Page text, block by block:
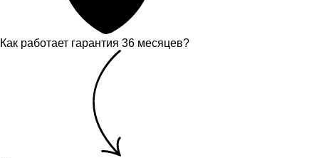
Как работает гарантия 36 месяцев?